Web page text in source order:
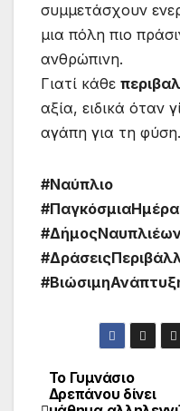
συμμετάσχουν
μια πόλη πιο
ανθρώπινη.
Γιατί κάθε
αξία, ειδικά όταν
αγάπη για τη φύση.
#Ναύπλιο
Το Γυμνάσιο
Δρεπάνου δίνει